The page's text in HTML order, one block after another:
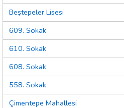
Beştepeler Lisesi
609. Sokak
610. Sokak
608. Sokak
558. Sokak
Çimentepe Mahallesi